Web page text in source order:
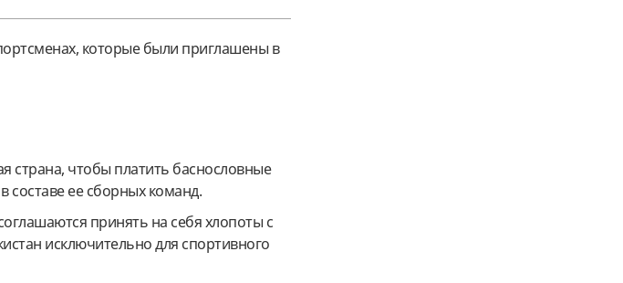
которые были приглашены в
страна, чтобы платить баснословные
составе ее сборных команд.
принять на себя хлопоты с
исключительно для спортивного